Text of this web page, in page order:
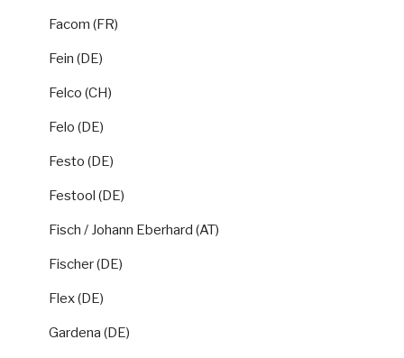
Facom (FR)
Fein (DE)
Felco (CH)
Felo (DE)
Festo (DE)
Festool (DE)
Fisch / Johann Eberhard (AT)
Fischer (DE)
Flex (DE)
Gardena (DE)